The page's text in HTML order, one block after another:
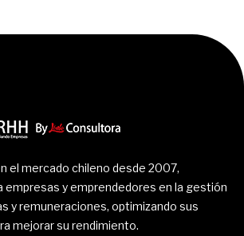
el mercado chileno desde 2007,
empresas y emprendedores en la gestión
y remuneraciones, optimizando sus
mejorar su rendimiento.